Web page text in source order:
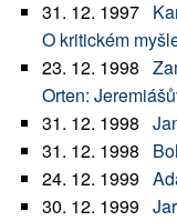
31. 12. 1997
O kritickém
23. 12. 1998
Orten:
31. 12. 1998
31. 12. 1998
24. 12. 1999
30. 12. 1999